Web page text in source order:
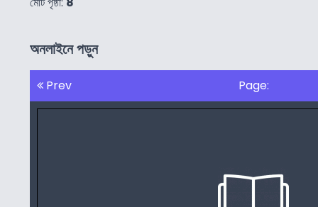
অনলাইনে পড়ুন
Prev Page: